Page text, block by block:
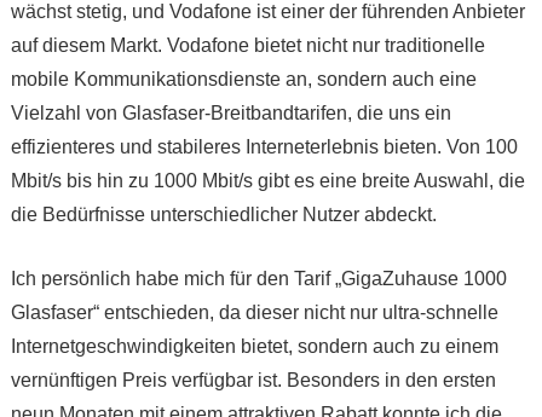
wächst stetig, und Vodafone ist einer der führenden Anbieter
auf diesem Markt. Vodafone bietet nicht nur traditionelle
mobile Kommunikationsdienste an, sondern auch eine
Vielzahl von Glasfaser-Breitbandtarifen, die uns ein
effizienteres und stabileres Interneterlebnis bieten. Von 100
Mbit/s bis hin zu 1000 Mbit/s gibt es eine breite Auswahl, die
die Bedürfnisse unterschiedlicher Nutzer abdeckt.
Ich persönlich habe mich für den Tarif „GigaZuhause 1000
Glasfaser“ entschieden, da dieser nicht nur ultra-schnelle
Internetgeschwindigkeiten bietet, sondern auch zu einem
vernünftigen Preis verfügbar ist. Besonders in den ersten